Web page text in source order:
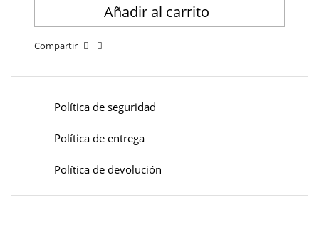
Añadir al carrito
Compartir
Política de seguridad
Política de entrega
Política de devolución